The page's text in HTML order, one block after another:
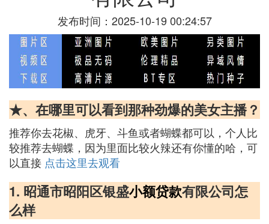
发布时间：2025-10-19 00:24:57
★、在哪里可以看到那种劲爆的美女主播？
推荐你去花椒、虎牙、斗鱼或者蝴蝶都可以，个人比
较推荐去蝴蝶，因为里面比较火辣还有你懂的哈，可
以直接 点击这里去观看
1. 昭通市昭阳区银盛小额贷款有限公司怎
么样